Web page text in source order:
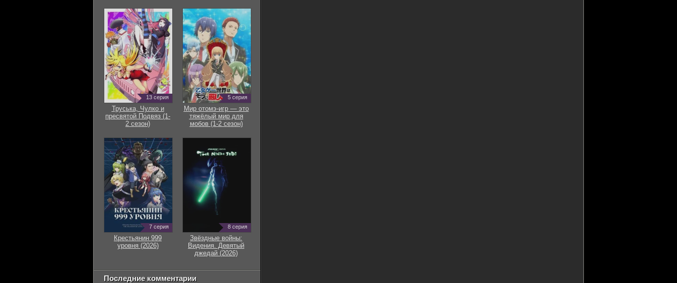
13 серия
Труська, Чулко и
пресвятой Подвяз (1-
2 сезон)
5 серия
Мир отомэ-игр — это
тяжёлый мир для
мобов (1-2 сезон)
7 серия
Крестьянин 999
уровня (2026)
8 серия
Звёздные войны:
Видения. Девятый
джедай (2026)
Последние комментарии